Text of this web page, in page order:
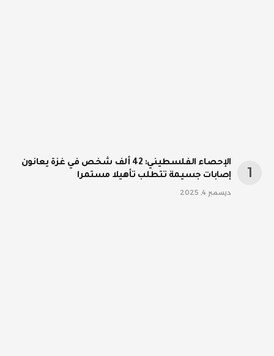
الإحصاء الفلسطيني: 42 ألف شخص في غزة يعانون
إصابات جسيمة تتطلب تأهيلا مستمرا
ديسمبر 4, 2025